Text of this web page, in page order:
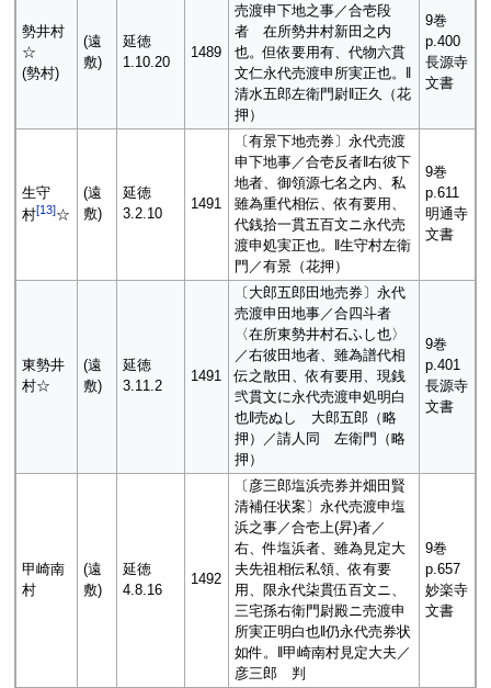
勢井村
☆
(勢村)
(遠
敷)
延徳
1.10.20
1489
売渡申下地之事／合壱段
者 在所勢井村新田之内
也。但依要用有、代物六貫
文仁永代売渡申所実正也。‖
清水五郎左衛門尉‖正久（花
押）
9巻
p.400
長源寺
文書
生守
村[13]☆
(遠
敷)
延徳
3.2.10
1491
〔有景下地売券〕永代売渡
申下地事／合壱反者‖右彼下
地者、御領源七名之内、私
雖為重代相伝、依有要用、
代銭拾一貫五百文ニ永代売
渡申処実正也。‖生守村左衛
門／有景（花押）
9巻
p.611
明通寺
文書
東勢井
村☆
(遠
敷)
延徳
3.11.2
1491
〔大郎五郎田地売券〕永代
売渡申田地事／合四斗者
〈在所東勢井村石ふし也〉
／右彼田地者、雖為譜代相
伝之散田、依有要用、現銭
弐貫文に永代売渡申処明白
也‖売ぬし 大郎五郎（略
押）／請人同 左衛門（略
押）
9巻
p.401
長源寺
文書
甲崎南
村
(遠
敷)
延徳
4.8.16
1492
〔彦三郎塩浜売券并畑田賢
清補任状案〕永代売渡申塩
浜之事／合壱上(昇)者／
右、件塩浜者、雖為見定大
夫先祖相伝私領、依有要
用、限永代柒貫伍百文ニ、
三宅孫右衛門尉殿ニ売渡申
所実正明白也‖仍永代売券状
如件。‖甲崎南村見定大夫／
彦三郎 判
9巻
p.657
妙楽寺
文書